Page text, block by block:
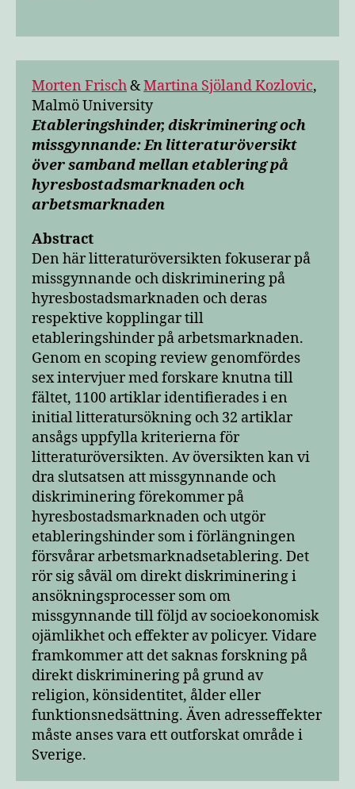
Morten Frisch&Martina Sjöland Kozlovic,
Malmö University
Etableringshinder, diskriminering och
missgynnande: En litteraturöversikt
över samband mellan etablering på
hyresbostadsmarknaden och
arbetsmarknaden
Abstract
Den här litteraturöversikten fokuserar på
missgynnande och diskriminering på
hyresbostadsmarknaden och deras
respektive kopplingar till
etableringshinder på arbetsmarknaden.
Genom en scoping review genomfördes
sex intervjuer med forskare knutna till
fältet, 1100 artiklar identifierades i en
initial litteratursökning och 32 artiklar
ansågs uppfylla kriterierna för
litteraturöversikten. Av översikten kan vi
dra slutsatsen att missgynnande och
diskriminering förekommer på
hyresbostadsmarknaden och utgör
etableringshinder som i förlängningen
försvårar arbetsmarknadsetablering. Det
rör sig såväl om direkt diskriminering i
ansökningsprocesser som om
missgynnande till följd av socioekonomisk
ojämlikhet och effekter av policyer. Vidare
framkommer att det saknas forskning på
direkt diskriminering på grund av
religion, könsidentitet, ålder eller
funktionsnedsättning. Även adresseffekter
måste anses vara ett outforskat område i
Sverige.